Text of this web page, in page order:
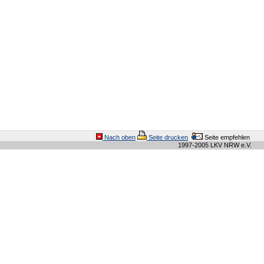
Nach oben Seite drucken
Seite empfehlen
1997-2005 LKV NRW e.V.